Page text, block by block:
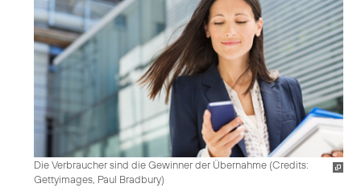
Die Verbraucher sind die Gewinner der Übernahme (Credits:
Gettyimages, Paul Bradbury)